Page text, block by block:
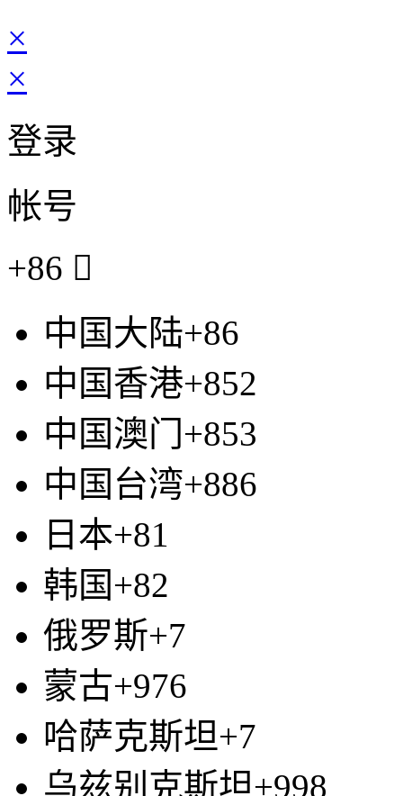
×
×
登录
帐号
+86 
中国大陆+86
中国香港+852
中国澳门+853
中国台湾+886
日本+81
韩国+82
俄罗斯+7
蒙古+976
哈萨克斯坦+7
乌兹别克斯坦+998